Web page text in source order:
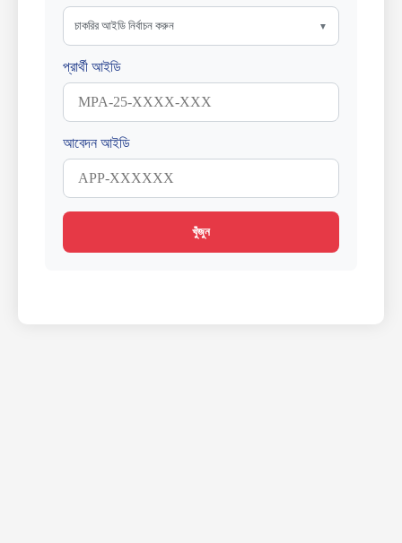
চাকরির আইডি নির্বাচন করুন ▼
প্রার্থী আইডি
আবেদন আইডি
খুঁজুন